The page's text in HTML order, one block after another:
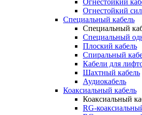
Огнестойкий
Огнестойкий
Специальный кабель
Специальный
Специальный
Плоский кабель
Спиральный
Кабели для
Шахтный кабель
Аудиокабель
Коаксиальный кабель
Коаксиальный
RG-